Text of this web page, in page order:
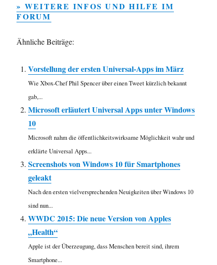
» WEITERE INFOS UND HILFE IM
FORUM
Ähnliche Beiträge:
Vorstellung der ersten Universal-Apps im März
Wie Xbox-Chef Phil Spencer über einen Tweet kürzlich bekannt
gab,...
Microsoft erläutert Universal Apps unter Windows
10
Microsoft nahm die öffentlichkeitswirksame Möglichkeit wahr und
erklärte Universal Apps...
Screenshots von Windows 10 für Smartphones
geleakt
Nach den ersten vielversprechenden Neuigkeiten über Windows 10
sind nun...
WWDC 2015: Die neue Version von Apples
„Health“
Apple ist der Überzeugung, dass Menschen bereit sind, ihrem
Smartphone...